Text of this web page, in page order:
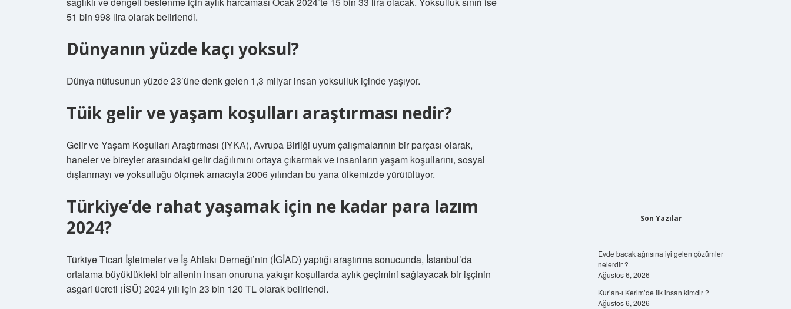
51 bin 998 lira olarak belirlendi.
Dünyanın yüzde kaçı yoksul?
Dünya nüfusunun yüzde 23’üne denk gelen 1,3 milyar insan yoksulluk içinde yaşıyor.
Tüik gelir ve yaşam koşulları araştırması nedir?
Gelir ve Yaşam Koşulları Araştırması (IYKA), Avrupa Birliği uyum çalışmalarının bir parçası olarak,
haneler ve bireyler arasındaki gelir dağılımını ortaya çıkarmak ve insanların yaşam koşullarını, sosyal
dışlanmayı ve yoksulluğu ölçmek amacıyla 2006 yılından bu yana ülkemizde yürütülüyor.
Türkiye’de rahat yaşamak için ne kadar para lazım
2024?
Türkiye Ticari İşletmeler ve İş Ahlakı Derneği’nin (İGİAD) yaptığı araştırma sonucunda, İstanbul’da
ortalama büyüklükteki bir ailenin insan onuruna yakışır koşullarda aylık geçimini sağlayacak bir işçinin
asgari ücreti (İSÜ) 2024 yılı için 23 bin 120 TL olarak belirlendi.
Son Yazılar
Evde bacak ağrısına iyi gelen çözümler
nelerdir ?
Ağustos 6, 2026
Kur’an-ı Kerim’de ilk insan kimdir ?
Ağustos 6, 2026